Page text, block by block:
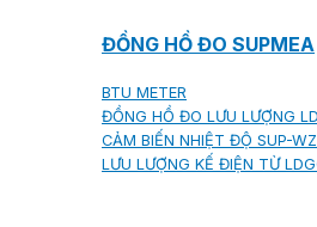
ĐỒNG HỒ ĐO SUPMEA
BTU METER
ĐỒNG HỒ ĐO LƯU LƯỢNG
CẢM BIẾN NHIỆT ĐỘ SUP-
LƯU LƯỢNG KẾ ĐIỆN TỪ